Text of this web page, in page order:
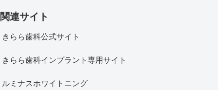
関連サイト
きらら歯科公式サイト
きらら歯科インプラント専用サイト
ルミナスホワイトニング